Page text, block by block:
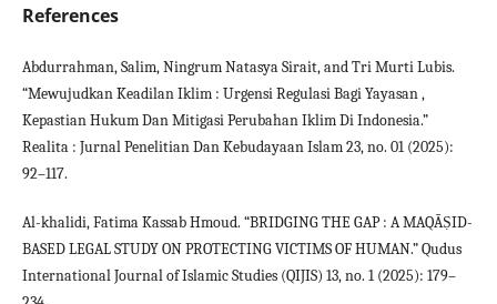
References
Abdurrahman, Salim, Ningrum Natasya Sirait, and Tri Murti Lubis.
“Mewujudkan Keadilan Iklim : Urgensi Regulasi Bagi Yayasan ,
Kepastian Hukum Dan Mitigasi Perubahan Iklim Di Indonesia.”
Realita : Jurnal Penelitian Dan Kebudayaan Islam 23, no. 01 (2025):
92–117.
Al-khalidi, Fatima Kassab Hmoud. “BRIDGING THE GAP : A MAQĀṢID-
BASED LEGAL STUDY ON PROTECTING VICTIMS OF HUMAN.” Qudus
International Journal of Islamic Studies (QIJIS) 13, no. 1 (2025): 179–